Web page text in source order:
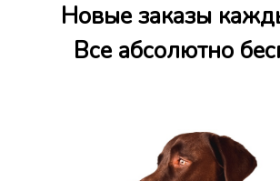
Новые заказы
Все абсолютно